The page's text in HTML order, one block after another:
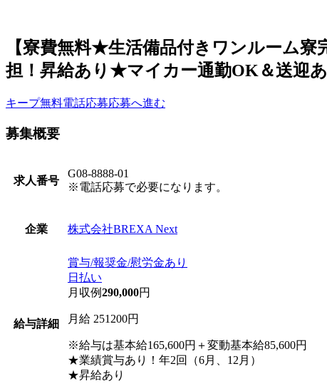
【寮費無料★生活備品付きワンルーム寮
担！昇給あり★マイカー通勤OK＆送迎あ
キープ無料電話応募応募へ進む
募集概要
求人番号
G08-8888-01
※電話応募で必要になります。
企業 株式会社BREXA Next
給与詳細
賞与/報奨金/慰労金あり
日払い
月収例290,000円
月給 251200円
※給与は基本給165,600円＋変動基本給85,600円
★業績賞与あり！年2回（6月、12月）
★昇給あり